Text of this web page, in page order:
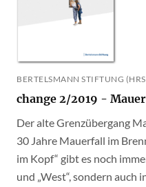
BERTELSMANN STIFTUNG
change 2/2019 -
Der alte Grenzübergang
30 Jahre Mauerfall im
im Kopf“ gibt es noch
und „West“, sondern auch